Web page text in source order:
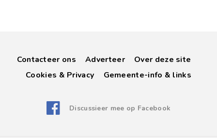
Contacteer ons Adverteer
Over deze site
Cookies & Privacy
Gemeente-info & links
Discussieer mee op Facebook